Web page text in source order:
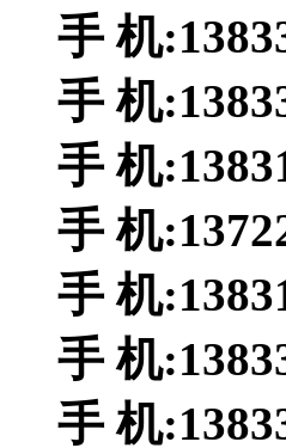
手 机
手 机
手 机
手 机
手 机
手 机
手 机